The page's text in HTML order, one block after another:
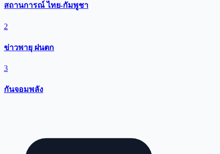
สถานการณ์ ไทย-กัมพูชา
2
ข่าวพายุ ฝนตก
3
กันจอมพลัง